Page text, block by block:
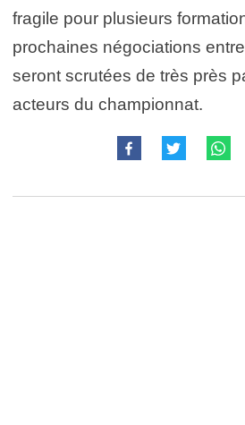
fragile pour plusieurs
prochaines négociations entre
seront scrutées de très près
acteurs du championnat.